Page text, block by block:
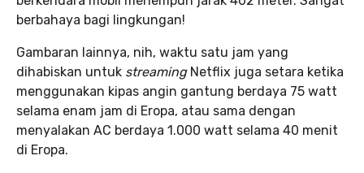
berbahaya bagi lingkungan!
Gambaran lainnya, nih, waktu satu jam yang
dihabiskan untuk streamingNetflix juga setara ketika
menggunakan kipas angin gantung berdaya 75 watt
selama enam jam di Eropa, atau sama dengan
menyalakan AC berdaya 1.000 watt selama 40 menit
di Eropa.